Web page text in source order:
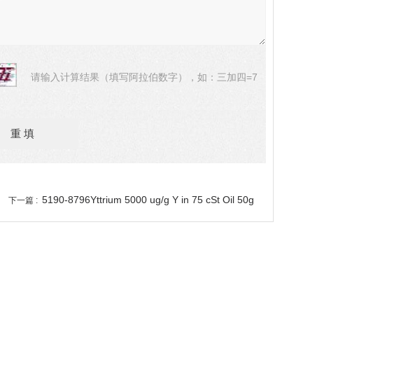
请输入计算结果（填写阿拉伯数字），如：三加四=7
下一篇 : 5190-8796Yttrium 5000 ug/g Y in 75 cSt Oil 50g